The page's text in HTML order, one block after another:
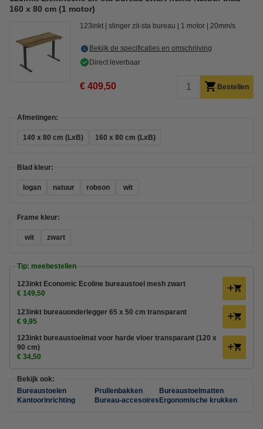
160 x 80 cm (1 motor)
123inkt slinger zit-sta bureau 1 motor 20mm/s
Bekijk de specificaties en omschrijving
Direct leverbaar
€ 409,50 Bestellen
Afmetingen:
140 x 80 cm (LxB) 160 x 80 cm (LxB)
Blad kleur:
logan natuur robson wit
Frame kleur:
wit zwart
Tip: meebestellen
123inkt Economic Ecoline bureaustoel mesh zwart
€ 149,50
123inkt bureauonderlegger 65 x 50 cm transparant
€ 9,95
123inkt bureaustoelmat voor harde vloer transparant (120 x
90 cm)
€ 34,50
Bekijk ook:
Bureaustoelen
Prullenbakken
Bureaustoelmatten
Kantoorinrichting
Bureau-accesoires Ergonomische krukken